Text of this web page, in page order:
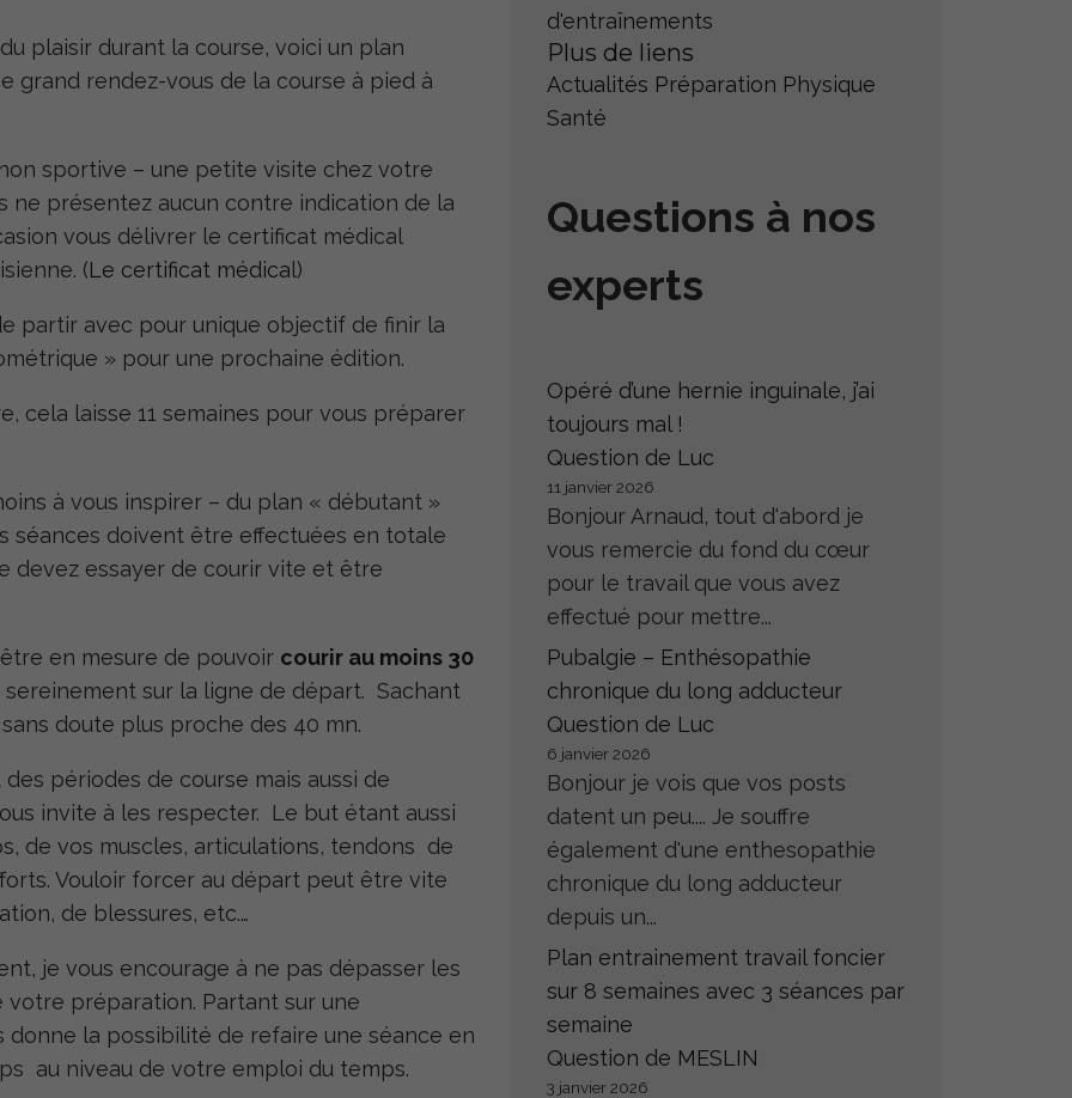
plaisir durant la course, voici un plan
rendez-vous de la course à pied à
sportive – une petite visite chez votre
ne présentez aucun contre indication de la
vous délivrer le certificat médical
(Le certificat médical)
partir avec pour unique objectif de finir la
» pour une prochaine édition.
cela laisse 11 semaines pour vous préparer
à vous inspirer – du plan « débutant »
séances doivent être effectuées en totale
devez essayer de courir vite et être
en mesure de pouvoir courir au moins 30
sur la ligne de départ. Sachant
doute plus proche des 40 mn.
périodes de course mais aussi de
invite à les respecter. Le but étant aussi
de vos muscles, articulations, tendons de
Vouloir forcer au départ peut être vite
de blessures, etc.…
je vous encourage à ne pas dépasser les
votre préparation. Partant sur une
donne la possibilité de refaire une séance en
au niveau de votre emploi du temps.
d'entraînements
Plus de liens
Actualités Préparation Physique
Santé
Questions à nos
experts
Opéré d’une hernie inguinale, j’ai
toujours mal !
Question de Luc
11 janvier 2026
Bonjour Arnaud, tout d'abord je
vous remercie du fond du cœur
pour le travail que vous avez
effectué pour mettre...
Pubalgie – Enthésopathie
chronique du long adducteur
Question de Luc
6 janvier 2026
Bonjour je vois que vos posts
datent un peu.... Je souffre
également d'une enthesopathie
chronique du long adducteur
depuis un...
Plan entrainement travail foncier
sur 8 semaines avec 3 séances par
semaine
Question de MESLIN
3 janvier 2026